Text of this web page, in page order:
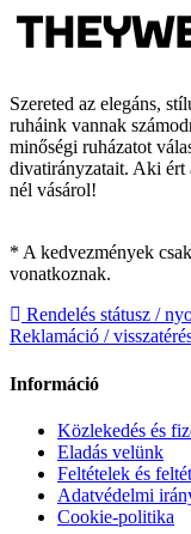
Szereted az elegáns,
ruháink vannak
minőségi ruházatot
divatirányzatait. Aki ért
nél vásárol!
* A kedvezmények
vonatkoznak.
Rendelés státusz /
Reklamáció /
Információ
Közlekedés és
Eladás velünk
Feltételek és
Adatvédelmi
Cookie-politika